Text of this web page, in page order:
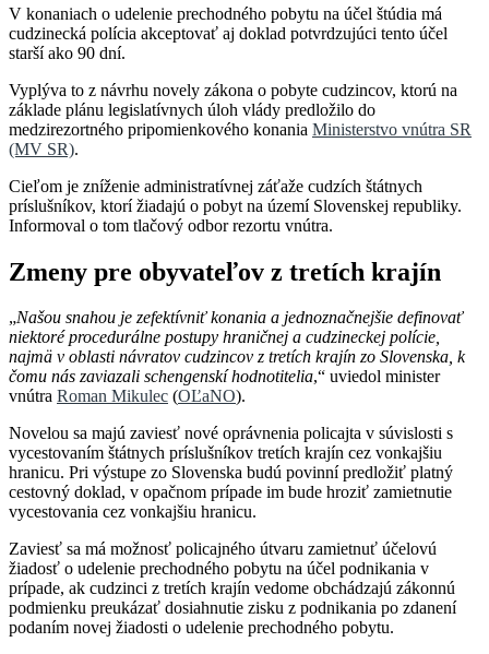
V konaniach o udelenie prechodného pobytu na účel štúdia má
cudzinecká polícia akceptovať aj doklad potvrdzujúci tento účel
starší ako 90 dní.
Vyplýva to z návrhu novely zákona o pobyte cudzincov, ktorú na
základe plánu legislatívnych úloh vlády predložilo do
medzirezortného pripomienkového konania Ministerstvo vnútra SR
(MV SR).
Cieľom je zníženie administratívnej záťaže cudzích štátnych
príslušníkov, ktorí žiadajú o pobyt na území Slovenskej republiky.
Informoval o tom tlačový odbor rezortu vnútra.
Zmeny pre obyvateľov z tretích krajín
„Našou snahou je zefektívniť konania a jednoznačnejšie definovať
niektoré procedurálne postupy hraničnej a cudzineckej polície,
najmä v oblasti návratov cudzincov z tretích krajín zo Slovenska, k
čomu nás zaviazali schengenskí hodnotitelia,“ uviedol minister
vnútra Roman Mikulec (OĽaNO).
Novelou sa majú zaviesť nové oprávnenia policajta v súvislosti s
vycestovaním štátnych príslušníkov tretích krajín cez vonkajšiu
hranicu. Pri výstupe zo Slovenska budú povinní predložiť platný
cestovný doklad, v opačnom prípade im bude hroziť zamietnutie
vycestovania cez vonkajšiu hranicu.
Zaviesť sa má možnosť policajného útvaru zamietnuť účelovú
žiadosť o udelenie prechodného pobytu na účel podnikania v
prípade, ak cudzinci z tretích krajín vedome obchádzajú zákonnú
podmienku preukázať dosiahnutie zisku z podnikania po zdanení
podaním novej žiadosti o udelenie prechodného pobytu.